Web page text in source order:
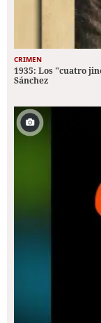
CRIMEN
1935: Los "cuatro
Sánchez